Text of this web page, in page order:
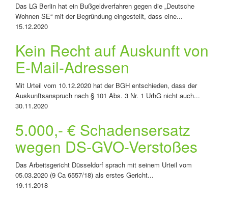
Das LG Berlin hat ein Bußgeldverfahren gegen die „Deutsche
Wohnen SE“ mit der Begründung eingestellt, dass eine...
15.12.2020
Kein Recht auf Auskunft von
E-Mail-Adressen
Mit Urteil vom 10.12.2020 hat der BGH entschieden, dass der
Auskunftsanspruch nach § 101 Abs. 3 Nr. 1 UrhG nicht auch...
30.11.2020
5.000,- € Schadensersatz
wegen DS-GVO-Verstoßes
Das Arbeitsgericht Düsseldorf sprach mit seinem Urteil vom
05.03.2020 (9 Ca 6557/18) als erstes Gericht...
19.11.2018